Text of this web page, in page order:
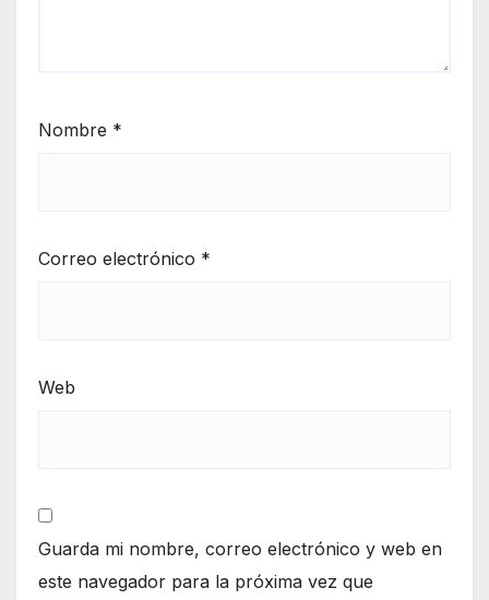
Nombre *
Correo electrónico *
Web
Guarda mi nombre, correo electrónico y web en
este navegador para la próxima vez que